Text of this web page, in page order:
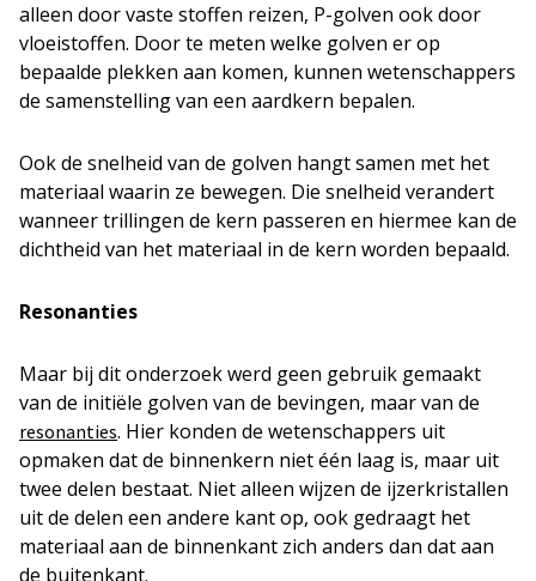
alleen door vaste stoffen reizen, P-golven ook door
vloeistoffen. Door te meten welke golven er op
bepaalde plekken aan komen, kunnen wetenschappers
de samenstelling van een aardkern bepalen.
Ook de snelheid van de golven hangt samen met het
materiaal waarin ze bewegen. Die snelheid verandert
wanneer trillingen de kern passeren en hiermee kan de
dichtheid van het materiaal in de kern worden bepaald.
Resonanties
Maar bij dit onderzoek werd geen gebruik gemaakt
van de initiële golven van de bevingen, maar van de
resonanties. Hier konden de wetenschappers uit
opmaken dat de binnenkern niet één laag is, maar uit
twee delen bestaat. Niet alleen wijzen de ijzerkristallen
uit de delen een andere kant op, ook gedraagt het
materiaal aan de binnenkant zich anders dan dat aan
de buitenkant.